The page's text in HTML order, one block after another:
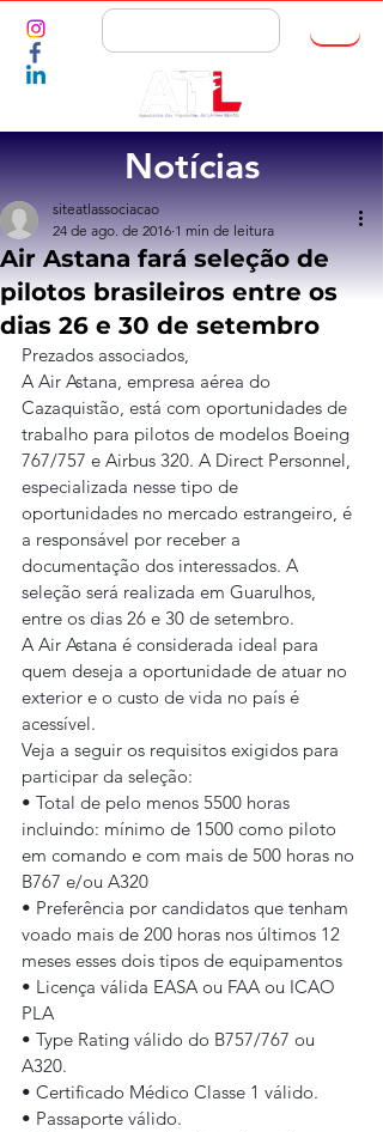
Notícias
Air Astana fará seleção de
pilotos brasileiros entre os
dias 26 e 30 de setembro
siteatlassociacao
24 de ago. de 2016 1 min de leitura
Prezados associados,
A Air Astana, empresa aérea do
Cazaquistão, está com oportunidades de
trabalho para pilotos de modelos Boeing
767/757 e Airbus 320. A Direct Personnel,
especializada nesse tipo de
oportunidades no mercado estrangeiro, é
a responsável por receber a
documentação dos interessados. A
seleção será realizada em Guarulhos,
entre os dias 26 e 30 de setembro.
A Air Astana é considerada ideal para
quem deseja a oportunidade de atuar no
exterior e o custo de vida no país é
acessível.
Veja a seguir os requisitos exigidos para
participar da seleção:
• Total de pelo menos 5500 horas
incluindo: mínimo de 1500 como piloto
em comando e com mais de 500 horas no
B767 e/ou A320
• Preferência por candidatos que tenham
voado mais de 200 horas nos últimos 12
meses esses dois tipos de equipamentos
• Licença válida EASA ou FAA ou ICAO
PLA
• Type Rating válido do B757/767 ou
A320.
• Certificado Médico Classe 1 válido.
• Passaporte válido.